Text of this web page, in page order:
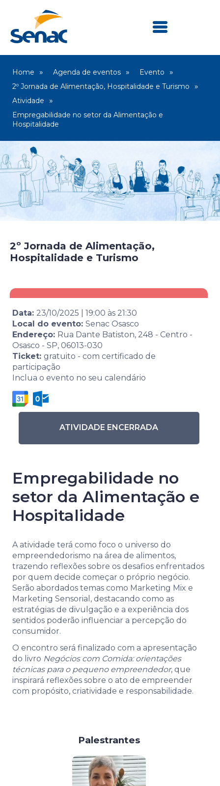
Home Agenda de eventos
Evento
2º Jornada de Alimentação, Hospitalidade e Turismo
Atividade
Empregabilidade no setor da Alimentação e
Hospitalidade
2º Jornada de Alimentação,
Hospitalidade e Turismo
Data: 23/10/2025 19:00 às 21:30
Local do evento: Senac Osasco
Endereço: Rua Dante Batiston, 248 - Centro -
Osasco - SP, 06013-030
Ticket: gratuito - com certificado de
participação
Inclua o evento no seu calendário
ATIVIDADE ENCERRADA
Empregabilidade no
setor da Alimentação e
Hospitalidade
A atividade terá como foco o universo do
empreendedorismo na área de alimentos,
trazendo reflexões sobre os desafios enfrentados
por quem decide começar o próprio negócio.
Serão abordados temas como Marketing Mix e
Marketing Sensorial, destacando como as
estratégias de divulgação e a experiência dos
sentidos poderão influenciar a percepção do
consumidor.
O encontro será finalizado com a apresentação
do livro Negócios com Comida: orientações
técnicas para o pequeno empreendedor, que
inspirará reflexões sobre o ato de empreender
com propósito, criatividade e responsabilidade.
Palestrantes